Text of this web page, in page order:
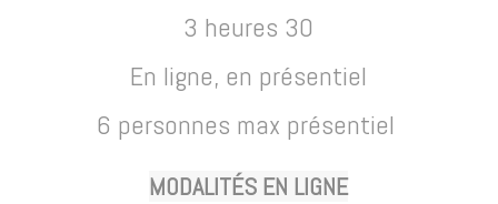
3 heures 30
En ligne, en présentiel
6 personnes max présentiel
MODALITÉS EN LIGNE